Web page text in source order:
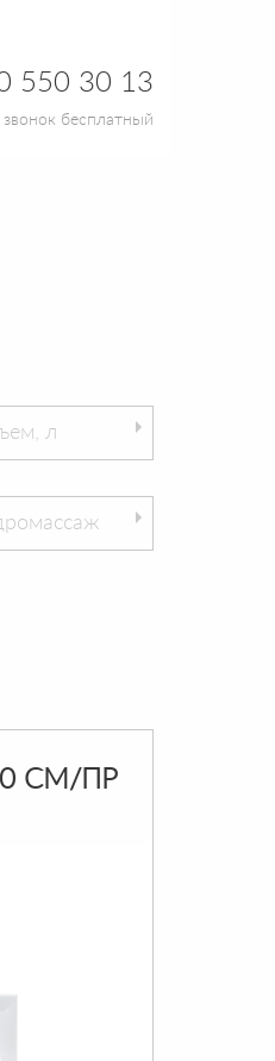
550 30 13
бесплатный
л
СМ/ПР